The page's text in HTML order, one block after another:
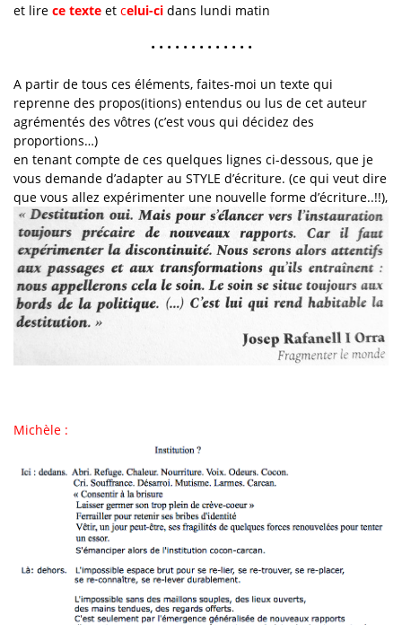
et lire ce texte et celui-ci dans lundi matin
• • • • • • • • • • • • •
A partir de tous ces éléments, faites-moi un texte qui
reprenne des propos(itions) entendus ou lus de cet auteur
agrémentés des vôtres (c’est vous qui décidez des
proportions…)
en tenant compte de ces quelques lignes ci-dessous, que je
vous demande d’adapter au STYLE d’écriture. (ce qui veut dire
que vous allez expérimenter une nouvelle forme d’écriture..!!),
Michèle :